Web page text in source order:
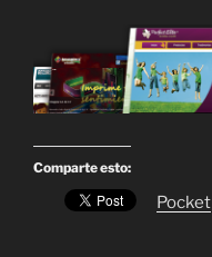
Comparte esto:
Pocket